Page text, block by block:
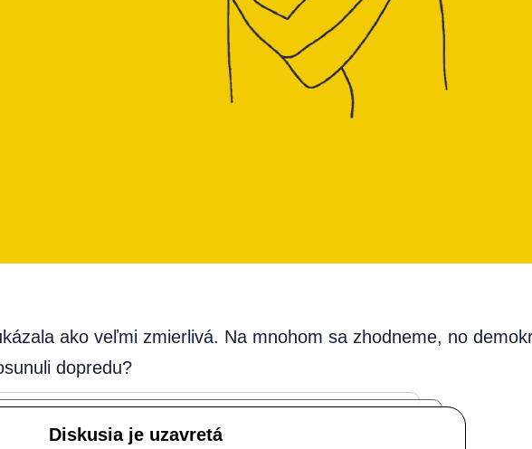
ako veľmi zmierlivá. Na mnohom sa zhodneme, no
dopredu?